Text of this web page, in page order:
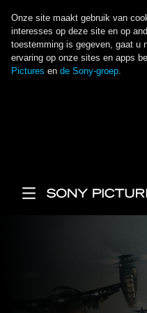
Onze site maakt gebruik van
interesses op deze site en op
toestemming is gegeven, gaat u
ervaring op onze sites en apps
Pictures en de Sony-groep.